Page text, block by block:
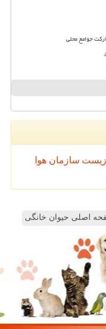
جوامع محلی
سازمان هوا
اصلی حیوان خانگی